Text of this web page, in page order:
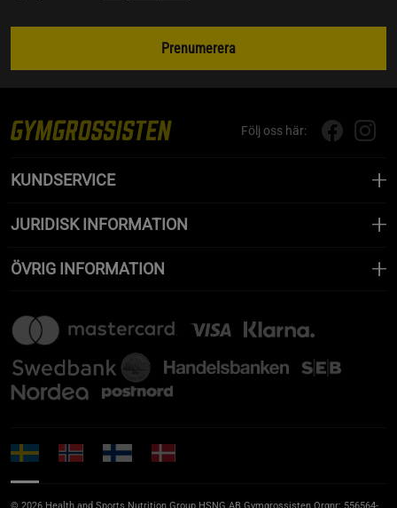
Prenumerera
Följ oss här:
KUNDSERVICE
JURIDISK INFORMATION
ÖVRIG INFORMATION